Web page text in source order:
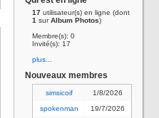
17 utilisateur(s) en ligne (dont
1 surAlbum Photos)
Membre(s): 0
Invité(s): 17
plus...
Nouveaux membres
simsicoif
1/8/2026
spokenman
19/7/2026